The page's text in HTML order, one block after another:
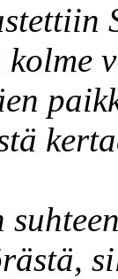
kolme